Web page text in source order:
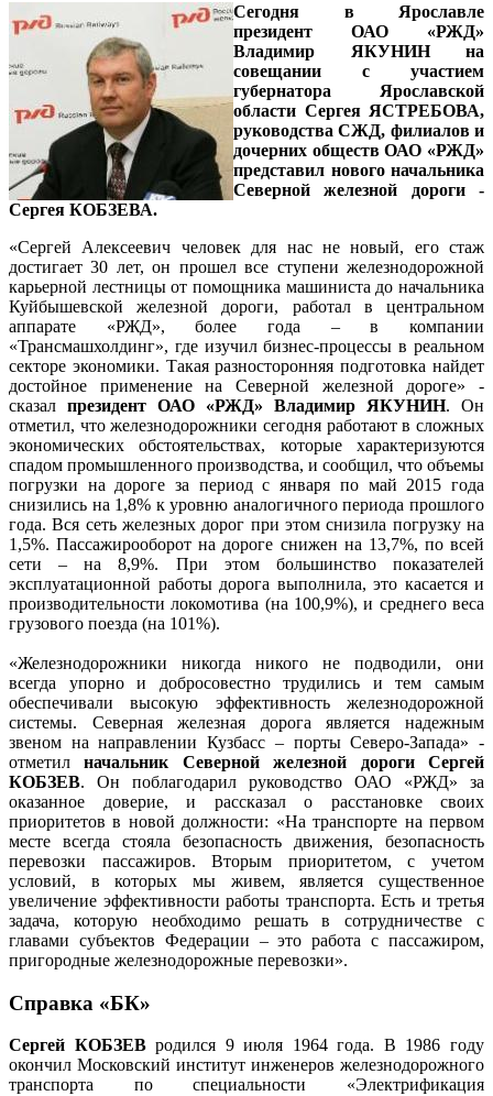
Сегодня в Ярославле
президент ОАО «РЖД»
Владимир ЯКУНИН на
совещании с участием
губернатора Ярославской
области Сергея ЯСТРЕБОВА,
руководства СЖД, филиалов и
дочерних обществ ОАО «РЖД»
представил нового начальника
Северной железной дороги -
Сергея КОБЗЕВА.
«Сергей Алексеевич человек для нас не новый, его стаж
достигает 30 лет, он прошел все ступени железнодорожной
карьерной лестницы от помощника машиниста до начальника
Куйбышевской железной дороги, работал в центральном
аппарате «РЖД», более года – в компании
«Трансмашхолдинг», где изучил бизнес-процессы в реальном
секторе экономики. Такая разносторонняя подготовка найдет
достойное применение на Северной железной дороге» -
сказал президент ОАО «РЖД» Владимир ЯКУНИН. Он
отметил, что железнодорожники сегодня работают в сложных
экономических обстоятельствах, которые характеризуются
спадом промышленного производства, и сообщил, что объемы
погрузки на дороге за период с января по май 2015 года
снизились на 1,8% к уровню аналогичного периода прошлого
года. Вся сеть железных дорог при этом снизила погрузку на
1,5%. Пассажирооборот на дороге снижен на 13,7%, по всей
сети – на 8,9%. При этом большинство показателей
эксплуатационной работы дорога выполнила, это касается и
производительности локомотива (на 100,9%), и среднего веса
грузового поезда (на 101%).
«Железнодорожники никогда никого не подводили, они
всегда упорно и добросовестно трудились и тем самым
обеспечивали высокую эффективность железнодорожной
системы. Северная железная дорога является надежным
звеном на направлении Кузбасс – порты Северо-Запада» -
отметилначальник Северной железной дороги Сергей
КОБЗЕВ. Он поблагодарил руководство ОАО «РЖД» за
оказанное доверие, и рассказал о расстановке своих
приоритетов в новой должности: «На транспорте на первом
месте всегда стояла безопасность движения, безопасность
перевозки пассажиров. Вторым приоритетом, с учетом
условий, в которых мы живем, является существенное
увеличение эффективности работы транспорта. Есть и третья
задача, которую необходимо решать в сотрудничестве с
главами субъектов Федерации – это работа с пассажиром,
пригородные железнодорожные перевозки».
Справка «БК»
Сергей КОБЗЕВродился 9 июля 1964 года. В 1986 году
окончил Московский институт инженеров железнодорожного
транспорта по специальности «Электрификация